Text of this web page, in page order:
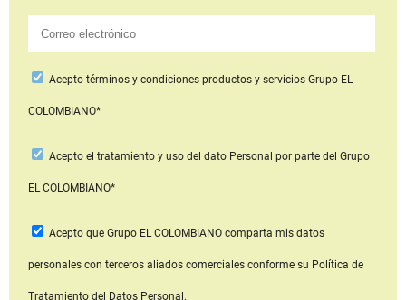
Aceptotérminos y condiciones productos y serviciosGrupo EL
COLOMBIANO*
Acepto el tratamiento y uso del dato Personal por parte del Grupo
EL COLOMBIANO*
Acepto que Grupo EL COLOMBIANOcomparta mis datos
personales con terceros aliados comerciales conforme su Política de
Tratamiento del Datos Personal.